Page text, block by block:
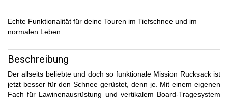
Echte Funktionalität für deine Touren im Tiefschnee und im
normalen Leben
Beschreibung
Der allseits beliebte und doch so funktionale Mission Rucksack ist
jetzt besser für den Schnee gerüstet, denn je. Mit einem eigenen
Fach für Lawinenausrüstung und vertikalem Board-Tragesystem